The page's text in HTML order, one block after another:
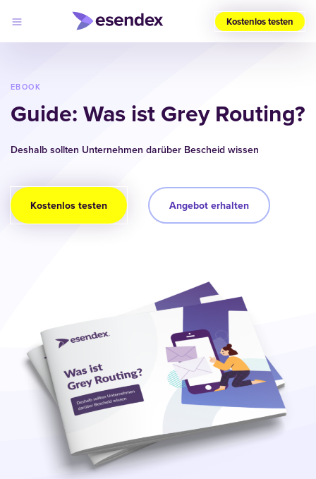
Ihre
(DE)
Lösungen
Preise
Warum
in
Kostenlos testen
EBOOK
Guide: Was ist Grey Routing?
Deshalb sollten Unternehmen darüber Bescheid wissen
Kostenlos testen Angebot erhalten